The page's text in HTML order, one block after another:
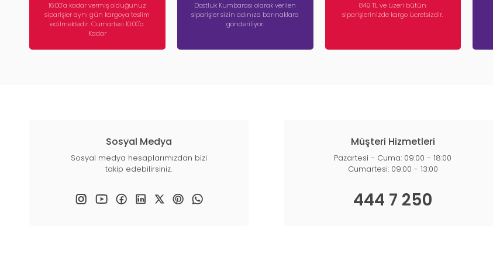
16:00’a kadar vermiş olduğunuz
siparişler aynı gün kargoya teslim
edilmektedir. Cumartesi 10:00'a
Kadar
Dostluk Kumbarası olarak verilen
siparişler sizin adınıza barınaklara
gönderiliyor.
849 TL ve üzeri bütün
siparişlerinizde kargo ücretsizdir.
Sosyal Medya
Sosyal medya hesaplarımızdan bizi
takip edebilirsiniz.
Müşteri Hizmetleri
Pazartesi - Cuma: 09:00 - 18:00
Cumartesi: 09:00 - 13:00
444 7 250